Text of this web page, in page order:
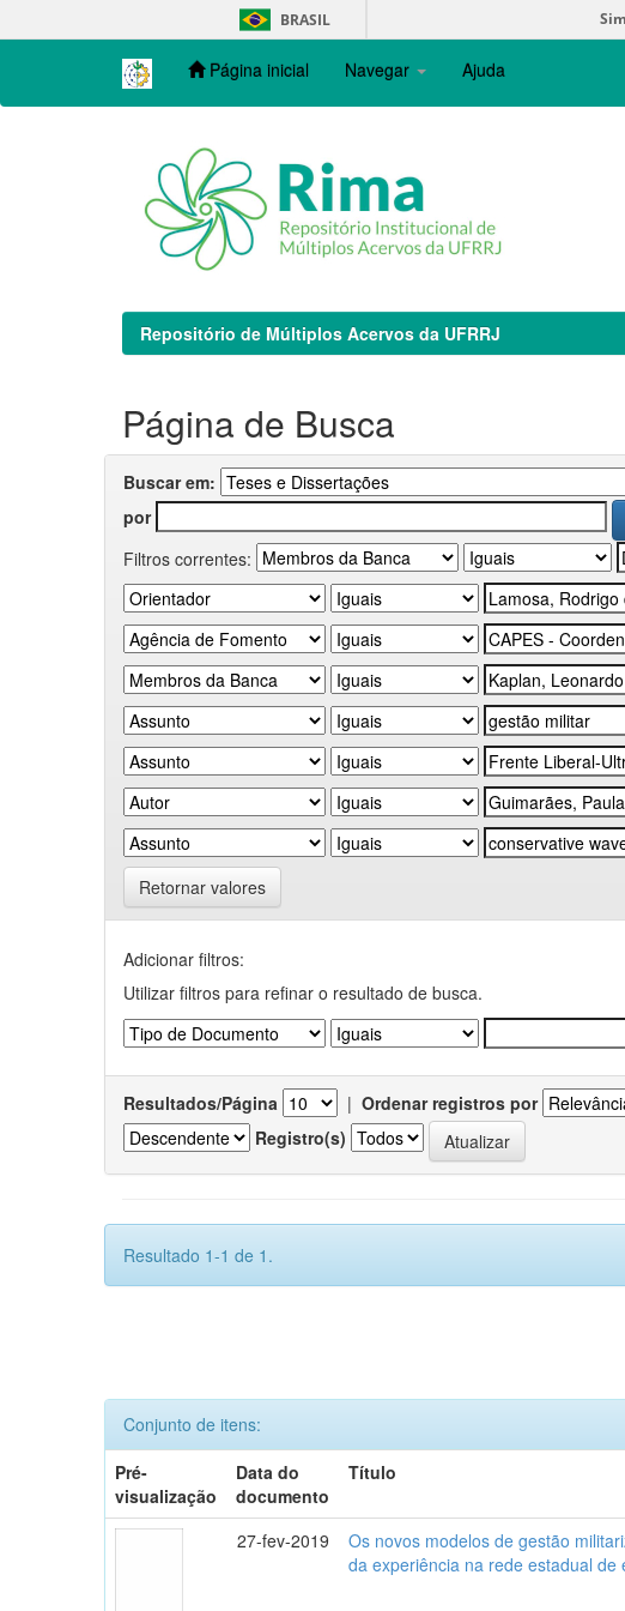
navigation
BRASIL
Página inicial Navegar Ajuda
Repositório de Múltiplos Acervos da UFRRJ
Página de Busca
Buscar em:
por
Filtros correntes:
Retornar valores
Adicionar filtros:
Utilizar filtros para refinar o resultado de busca.
Resultados/Página | Ordenar registros por
Registro(s)
Resultado 1-1 de 1.
Conjunto de itens:
Pré-
visualização
Data do
documento
Título
27-fev-2019
Os novos modelos de gestão
da experiência na rede estadual de